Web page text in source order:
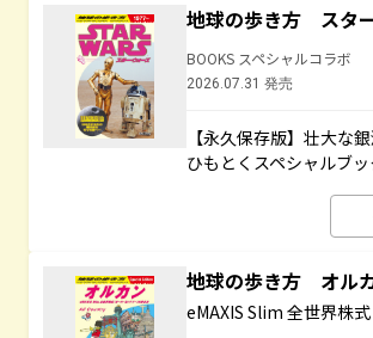
地球の歩き方 スタ
BOOKS スペシャルコラボ
2026.07.31 発売
【永久保存版】壮大な
ひもとくスペシャルブッ
地球の歩き方 オル
eMAXIS Slim 全世界株